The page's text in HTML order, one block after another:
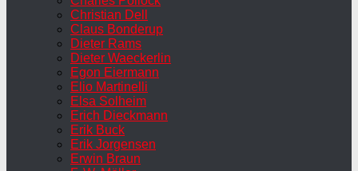
Christian Dell
Claus Bonderup
Dieter Rams
Dieter Waeckerlin
Egon Eiermann
Elio Martinelli
Elsa Solheim
Erich Dieckmann
Erik Buck
Erik Jorgensen
Erwin Braun